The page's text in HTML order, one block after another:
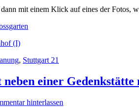
mit einem Klick auf eines der Fotos,
(I)
, Stuttgart 21
einer Gedenkstätte
hinterlassen